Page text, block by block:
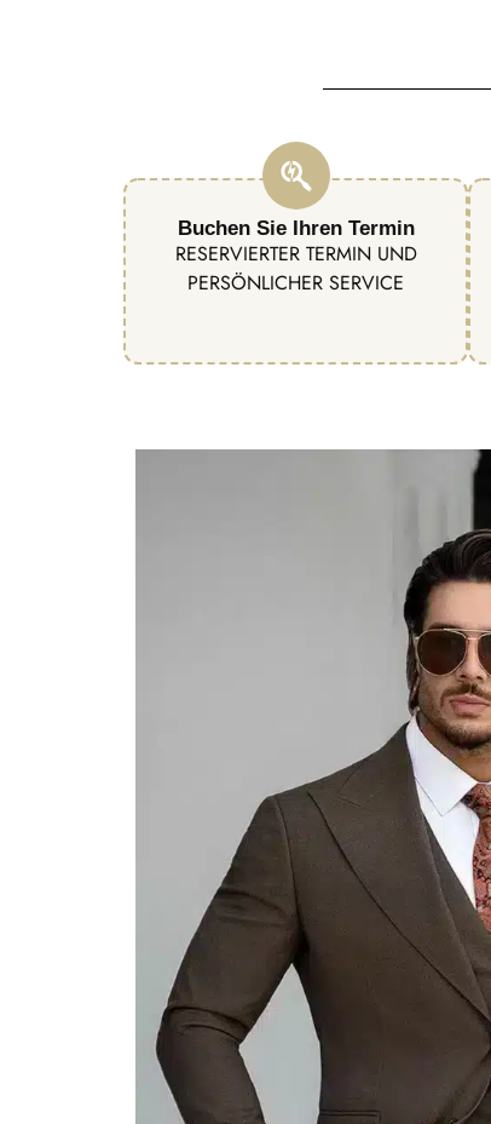
Buchen Sie Ihren Termin
RESERVIERTER TERMIN UND
PERSÖNLICHER SERVICE